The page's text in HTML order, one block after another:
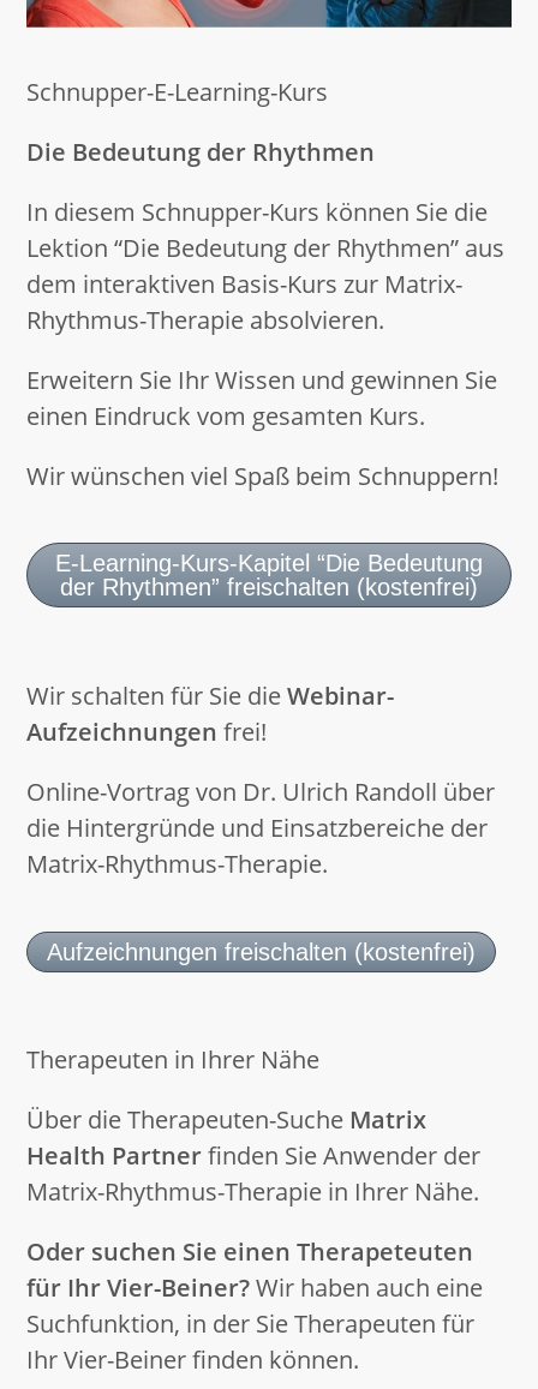
Schnupper-E-Learning-Kurs
Die Bedeutung der Rhythmen
In diesem Schnupper-Kurs können Sie die
Lektion “Die Bedeutung der Rhythmen” aus
dem interaktiven Basis-Kurs zur Matrix-
Rhythmus-Therapie absolvieren.
Erweitern Sie Ihr Wissen und gewinnen Sie
einen Eindruck vom gesamten Kurs.
Wir wünschen viel Spaß beim Schnuppern!
E-Learning-Kurs-Kapitel “Die Bedeutung
der Rhythmen” freischalten (kostenfrei)
Wir schalten für Sie dieWebinar-
Aufzeichnungen frei!
Online-Vortrag von Dr. Ulrich Randoll über
die Hintergründe und Einsatzbereiche der
Matrix-Rhythmus-Therapie.
Aufzeichnungen freischalten (kostenfrei)
Therapeuten in Ihrer Nähe
Über die Therapeuten-Suche Matrix
Health Partnerfinden Sie Anwender der
Matrix-Rhythmus-Therapie in Ihrer Nähe.
Oder suchen Sie einen Therapeteuten
für Ihr Vier-Beiner?Wir haben auch eine
Suchfunktion, in der Sie Therapeuten für
Ihr Vier-Beiner finden können.